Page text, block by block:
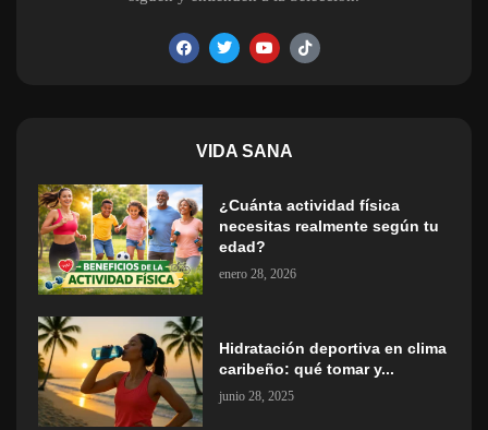
VIDA SANA
¿Cuánta actividad física
necesitas realmente según tu
edad?
enero 28, 2026
Hidratación deportiva en clima
caribeño: qué tomar y...
junio 28, 2025